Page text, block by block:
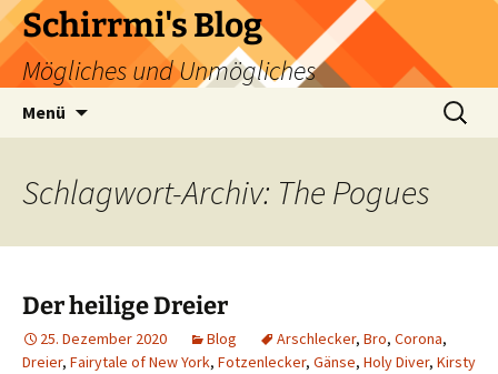
Zum
Inhalt
springen
Schirrmi's Blog
Mögliches und Unmögliches
Menü
Suchen
nach:
Schlagwort-Archiv: The Pogues
Der heilige Dreier
25. Dezember 2020 Blog Arschlecker, Bro, Corona,
Dreier, Fairytale of New York, Fotzenlecker, Gänse, Holy Diver, Kirsty